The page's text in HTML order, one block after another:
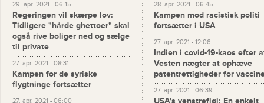
29. apr. 2021 - 06:15
Regeringen vil skærpe lov:
Tidligere "hårde ghettoer" skal
også rive boliger ned og sælge
til private
27. apr. 2021 - 08:31
Kampen for de syriske
flygtninge fortsætter
27. apr. 2021 - 06:00
28. apr. 2021 - 06:45
Kampen mod racistisk politi
fortsætter i USA
27. apr. 2021 - 12:06
Indien i covid-19-kaos efter
Vesten nægter at ophæve
patentrettigheder for
27. apr. 2021 - 06:39
USA's venstrefløj: En enkelt